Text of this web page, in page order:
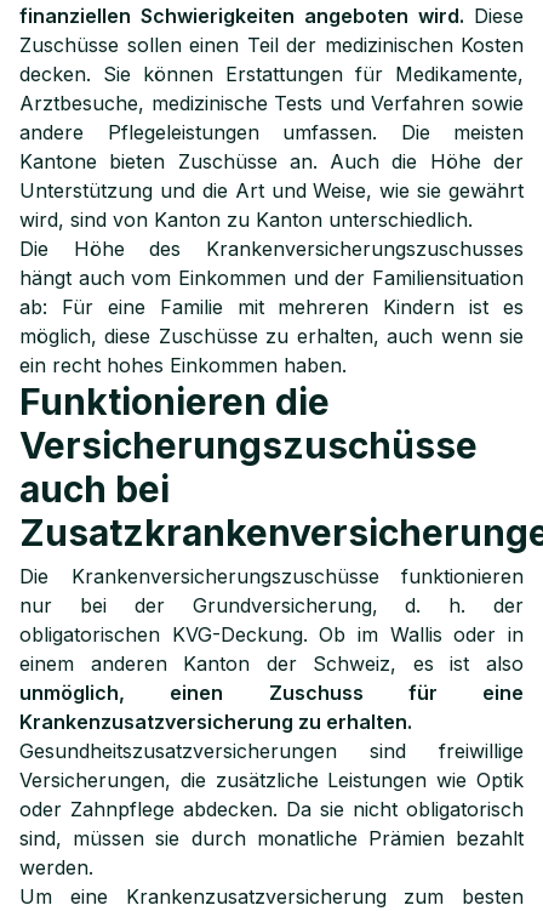
finanziellen Schwierigkeiten angeboten wird. Diese
Zuschüsse sollen einen Teil der medizinischen Kosten
decken. Sie können Erstattungen für Medikamente,
Arztbesuche, medizinische Tests und Verfahren sowie
andere Pflegeleistungen umfassen. Die meisten
Kantone bieten Zuschüsse an. Auch die Höhe der
Unterstützung und die Art und Weise, wie sie gewährt
wird, sind von Kanton zu Kanton unterschiedlich.
Die Höhe des Krankenversicherungszuschusses
hängt auch vom Einkommen und der Familiensituation
ab: Für eine Familie mit mehreren Kindern ist es
möglich, diese Zuschüsse zu erhalten, auch wenn sie
ein recht hohes Einkommen haben.
Funktionieren die
Versicherungszuschüsse
auch bei
Die Krankenversicherungszuschüsse funktionieren
nur bei der Grundversicherung, d. h. der
obligatorischen KVG-Deckung. Ob im Wallis oder in
einem anderen Kanton der Schweiz, es ist also
unmöglich, einen Zuschuss für eine
Krankenzusatzversicherung zu erhalten.
Gesundheitszusatzversicherungen sind freiwillige
Versicherungen, die zusätzliche Leistungen wie Optik
oder Zahnpflege abdecken. Da sie nicht obligatorisch
sind, müssen sie durch monatliche Prämien bezahlt
werden.
Um eine Krankenzusatzversicherung zum besten